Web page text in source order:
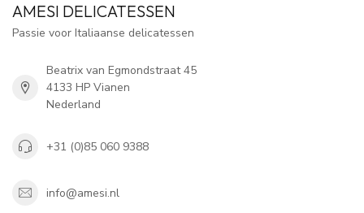
AMESI DELICATESSEN
Passie voor Italiaanse delicatessen
Beatrix van Egmondstraat 45
4133 HP Vianen
Nederland
+31 (0)85 060 9388
info@amesi.nl